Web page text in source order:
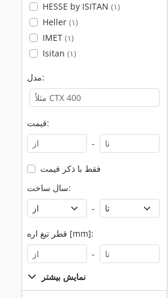
HESSE by ISITAN (۱)
Heller (۱)
IMET (۱)
Isitan (۱)
مدل:
قیمت:
-
فقط با ذکر قیمت
سال ساخت:
-
قطر تیغ اره [mm]:
-
نمایش بیشتر